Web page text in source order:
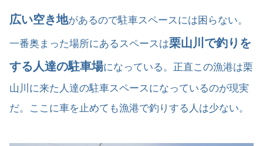
広い空き地があるので駐車スペースには困らない。
一番奥まった場所にあるスペースは栗山川で釣りを
する人達の駐車場になっている。正直この漁港は栗
山川に来た人達の駐車スペースになっているのが現実
だ。ここに車を止めても漁港で釣りする人は少ない。